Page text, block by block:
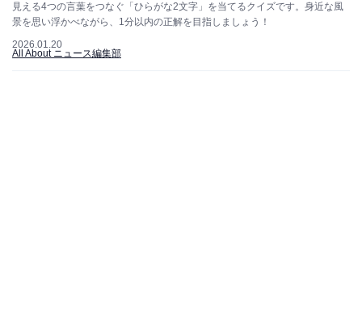
見える4つの言葉をつなぐ「ひらがな2文字」を当てるクイズです。身近な風
景を思い浮かべながら、1分以内の正解を目指しましょう！
2026.01.20
All About ニュース編集部